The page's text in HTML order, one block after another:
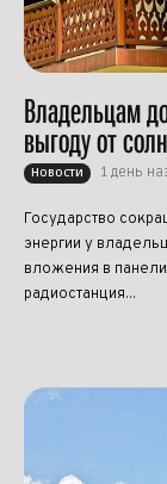
Владельцам
выгоду от
Новости 1 день
Государство
энергии у
вложения в
радиостанция...